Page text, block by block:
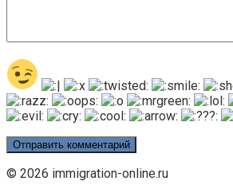
© 2026 immigration-online.ru